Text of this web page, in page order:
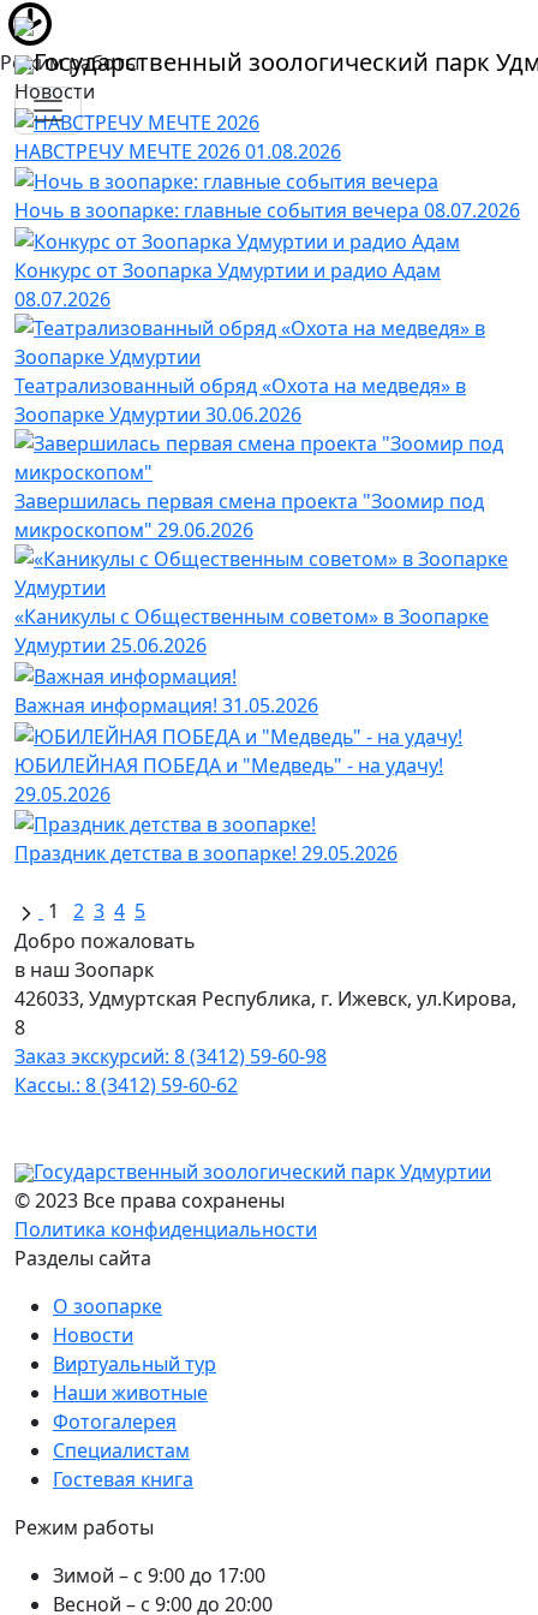
Государственный зоологический парк
Режим работы
Новости
НАВСТРЕЧУ МЕЧТЕ 202601.08.2026
Ночь в зоопарке: главные события вечера 08.07.2026
Конкурс от Зоопарка Удмуртии и радио Адам
08.07.2026
Театрализованный обряд «Охота на медведя» в
Зоопарке Удмуртии 30.06.2026
Завершилась первая смена проекта "Зоомир под
микроскопом" 29.06.2026
«Каникулы с Общественным советом» в Зоопарке
Удмуртии 25.06.2026
Важная информация! 31.05.2026
ЮБИЛЕЙНАЯ ПОБЕДА и "Медведь" - на удачу!
29.05.2026
Праздник детства в зоопарке! 29.05.2026
1 2 3 4 5
Добро пожаловать
в наш Зоопарк
426033, Удмуртская Республика, г. Ижевск, ул.Кирова,
8
Заказ экскурсий: 8 (3412) 59-60-98
Кассы.: 8 (3412) 59-60-62
Государственный зоологический парк Удмуртии
© 2023 Все права сохранены
Политика конфиденциальности
Разделы сайта
О зоопарке
Новости
Виртуальный тур
Наши животные
Фотогалерея
Специалистам
Гостевая книга
Режим работы
Зимой – с 9:00 до 17:00
Весной – с 9:00 до 20:00